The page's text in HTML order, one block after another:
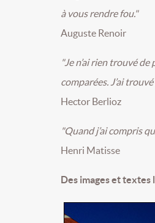
à vous rendre fou."
Auguste Renoir
"Je n’ai rien trouvé
comparées. J’ai trouvé
Hector Berlioz
"Quand j’ai compris
Henri Matisse
Des images et textes